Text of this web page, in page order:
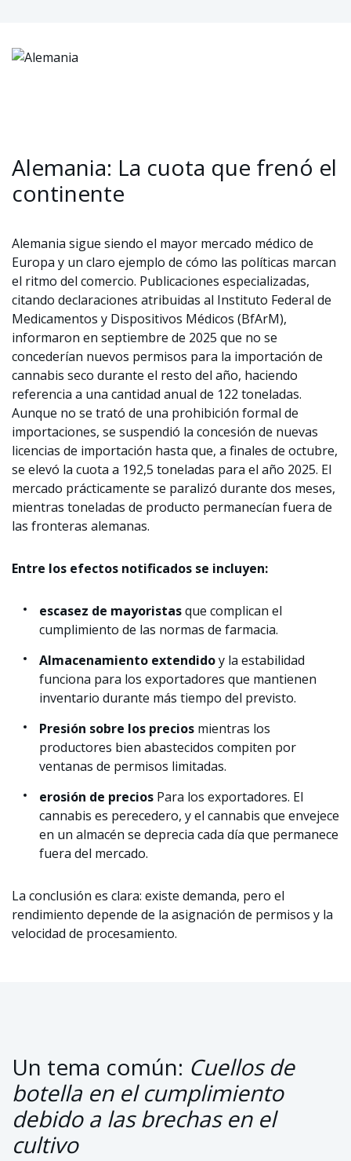
Alemania: La cuota que frenó el
continente
Alemania sigue siendo el mayor mercado médico de
Europa y un claro ejemplo de cómo las políticas marcan
el ritmo del comercio. Publicaciones especializadas,
citando declaraciones atribuidas al Instituto Federal de
Medicamentos y Dispositivos Médicos (BfArM),
informaron en septiembre de 2025 que no se
concederían nuevos permisos para la importación de
cannabis seco durante el resto del año, haciendo
referencia a una cantidad anual de 122 toneladas.
Aunque no se trató de una prohibición formal de
importaciones, se suspendió la concesión de nuevas
licencias de importación hasta que, a finales de octubre,
se elevó la cuota a 192,5 toneladas para el año 2025. El
mercado prácticamente se paralizó durante dos meses,
mientras toneladas de producto permanecían fuera de
las fronteras alemanas.
Entre los efectos notificados se incluyen:
escasez de mayoristasque complican el
cumplimiento de las normas de farmacia.
Almacenamiento extendidoy la estabilidad
funciona para los exportadores que mantienen
inventario durante más tiempo del previsto.
Presión sobre los precios mientras los
productores bien abastecidos compiten por
ventanas de permisos limitadas.
erosión de precios Para los exportadores. El
cannabis es perecedero, y el cannabis que envejece
en un almacén se deprecia cada día que permanece
fuera del mercado.
La conclusión es clara: existe demanda, pero el
rendimiento depende de la asignación de permisos y la
velocidad de procesamiento.
Un tema común: Cuellos de
botella en el cumplimiento
debido a las brechas en el
cultivo